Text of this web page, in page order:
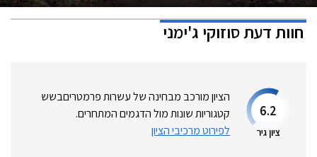
חוות דעתסוזוקי ג'ימני
6.2
ציון גיר
הציון מורכב מבחינה של עשרות פרמטריםבשש
קטגוריות שונות מול הדגמים המתחרים.
לפירוט מרכיבי הציון